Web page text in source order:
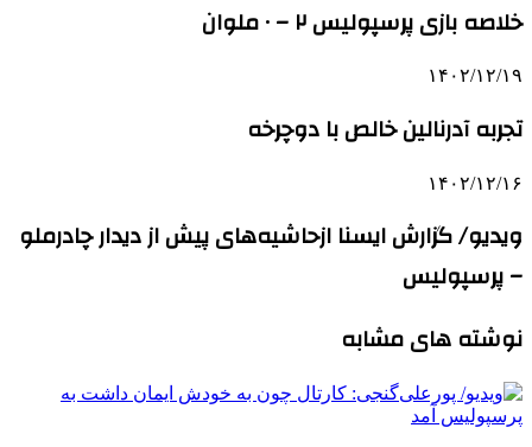
خلاصه بازی پرسپولیس ۲ – ۰ ملوان
۱۴۰۲/۱۲/۱۹
تجربه آدرنالین خالص با دوچرخه
۱۴۰۲/۱۲/۱۶
ویدیو/ گزارش ایسنا ازحاشیه‌های پیش از دیدار چادرملو
– پرسپولیس
نوشته های مشابه